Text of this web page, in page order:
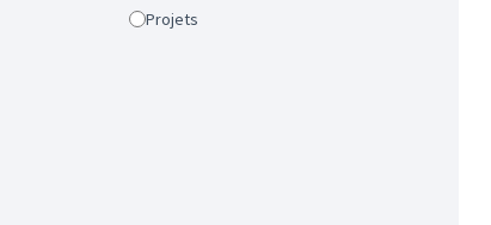
Projets